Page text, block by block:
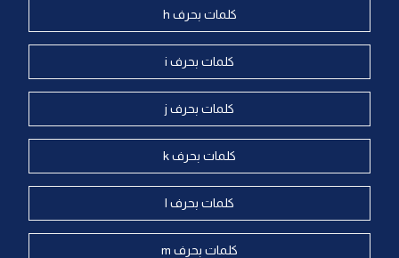
كلمات بحرف h
كلمات بحرف i
كلمات بحرف j
كلمات بحرف k
كلمات بحرف l
كلمات بحرف m